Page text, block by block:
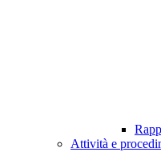
Attività e